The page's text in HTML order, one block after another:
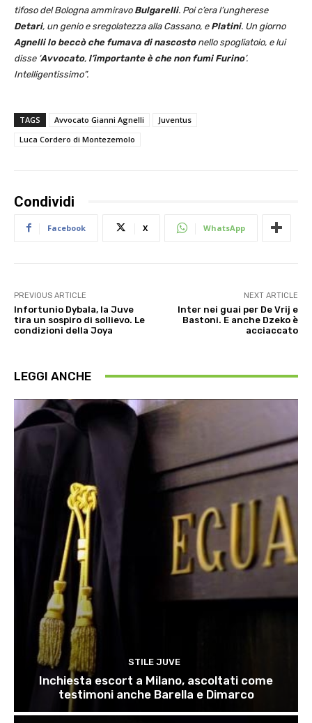
tifoso del Bologna ammiravo Bulgarelli. Poi c’era l’ungherese
Detari, un genio e sregolatezza alla Cassano, e Platini. Un giorno
Agnelli lo beccò che fumava di nascostonello spogliatoio, e lui
disse ‘Avvocato, l’importante è che non fumi Furino’.
Intelligentissimo”.
TAGS Avvocato Gianni Agnelli
Juventus
Luca Cordero di Montezemolo
Condividi
Facebook X WhatsApp
PREVIOUS ARTICLE
Infortunio Dybala, la Juve
tira un sospiro di sollievo. Le
condizioni della Joya
NEXT ARTICLE
Inter nei guai per De Vrij e
Bastoni. E anche Dzeko è
acciaccato
LEGGI ANCHE
STILE JUVE
Inchiesta escort a Milano, ascoltati come
testimoni anche Barella e Dimarco